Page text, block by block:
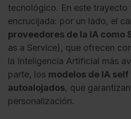
tecnológico. En este trayecto
encrucijada: por un lado, el
proveedores de la IA como
as a Service), que ofrecen
la Inteligencia Artificial más
parte, los modelos de IA
autoalojados, que
personalización.